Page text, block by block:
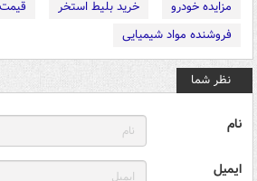
مزایده خودرو
خرید بلیط استخر
فروشنده مواد شیمیایی
نظر شما
نام
ایمیل